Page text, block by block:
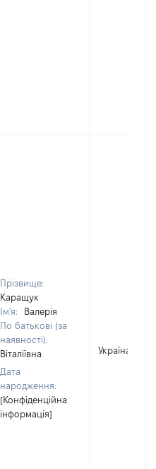
Прізвище:
Каращук
Ім'я:
Валерія
По батькові (за
наявності):
Віталіївна
Дата
народження:
[Конфіденційна
інформація]
Україна